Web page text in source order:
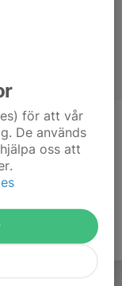
för att vår
De används
oss att